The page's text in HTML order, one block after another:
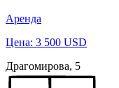
Аренда
Цена: 3 500 USD
Драгомирова, 5